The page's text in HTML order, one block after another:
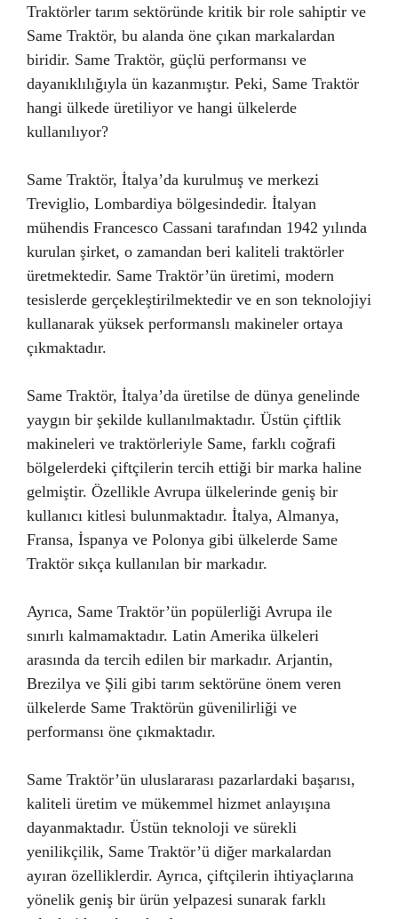
Traktörler tarım sektöründe kritik bir role sahiptir ve
Same Traktör, bu alanda öne çıkan markalardan
biridir. Same Traktör, güçlü performansı ve
dayanıklılığıyla ün kazanmıştır. Peki, Same Traktör
hangi ülkede üretiliyor ve hangi ülkelerde
kullanılıyor?
Same Traktör, İtalya’da kurulmuş ve merkezi
Treviglio, Lombardiya bölgesindedir. İtalyan
mühendis Francesco Cassani tarafından 1942 yılında
kurulan şirket, o zamandan beri kaliteli traktörler
üretmektedir. Same Traktör’ün üretimi, modern
tesislerde gerçekleştirilmektedir ve en son teknolojiyi
kullanarak yüksek performanslı makineler ortaya
çıkmaktadır.
Same Traktör, İtalya’da üretilse de dünya genelinde
yaygın bir şekilde kullanılmaktadır. Üstün çiftlik
makineleri ve traktörleriyle Same, farklı coğrafi
bölgelerdeki çiftçilerin tercih ettiği bir marka haline
gelmiştir. Özellikle Avrupa ülkelerinde geniş bir
kullanıcı kitlesi bulunmaktadır. İtalya, Almanya,
Fransa, İspanya ve Polonya gibi ülkelerde Same
Traktör sıkça kullanılan bir markadır.
Ayrıca, Same Traktör’ün popülerliği Avrupa ile
sınırlı kalmamaktadır. Latin Amerika ülkeleri
arasında da tercih edilen bir markadır. Arjantin,
Brezilya ve Şili gibi tarım sektörüne önem veren
ülkelerde Same Traktörün güvenilirliği ve
performansı öne çıkmaktadır.
Same Traktör’ün uluslararası pazarlardaki başarısı,
kaliteli üretim ve mükemmel hizmet anlayışına
dayanmaktadır. Üstün teknoloji ve sürekli
yenilikçilik, Same Traktör’ü diğer markalardan
ayıran özelliklerdir. Ayrıca, çiftçilerin ihtiyaçlarına
yönelik geniş bir ürün yelpazesi sunarak farklı